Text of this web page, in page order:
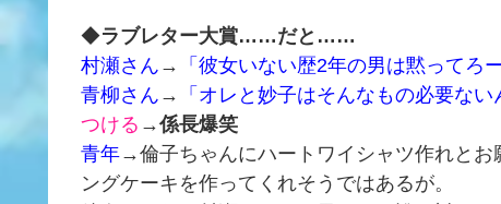
◆ラブレター大賞……だと……
村瀬さん → 「彼女いない歴2年の男は黙ってろー
青柳さん → 「オレと妙子はそんなもの必要ない
つける →係長爆笑
青年→倫子ちゃんにハートワイシャツ作れと
ングケーキを作ってくれそうではあるが。